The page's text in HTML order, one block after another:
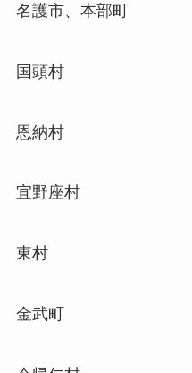
名護市、本部町
国頭村
恩納村
宜野座村
東村
金武町